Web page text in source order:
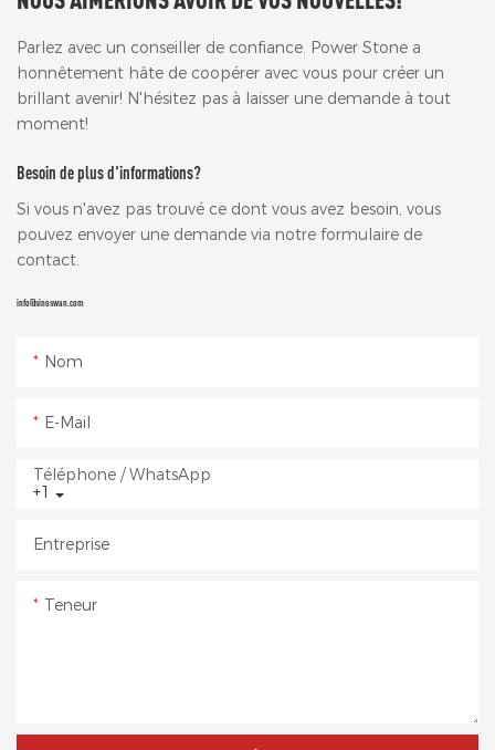
Parlez avec un conseiller de confiance. Power Stone a
honnêtement hâte de coopérer avec vous pour créer un
brillant avenir! N'hésitez pas à laisser une demande à tout
moment!
Besoin de plus d'informations?
Si vous n'avez pas trouvé ce dont vous avez besoin, vous
pouvez envoyer une demande via notre formulaire de
contact.
info@sinoswan.com
Nom
E-Mail
+1
Téléphone / WhatsApp
Entreprise
Teneur